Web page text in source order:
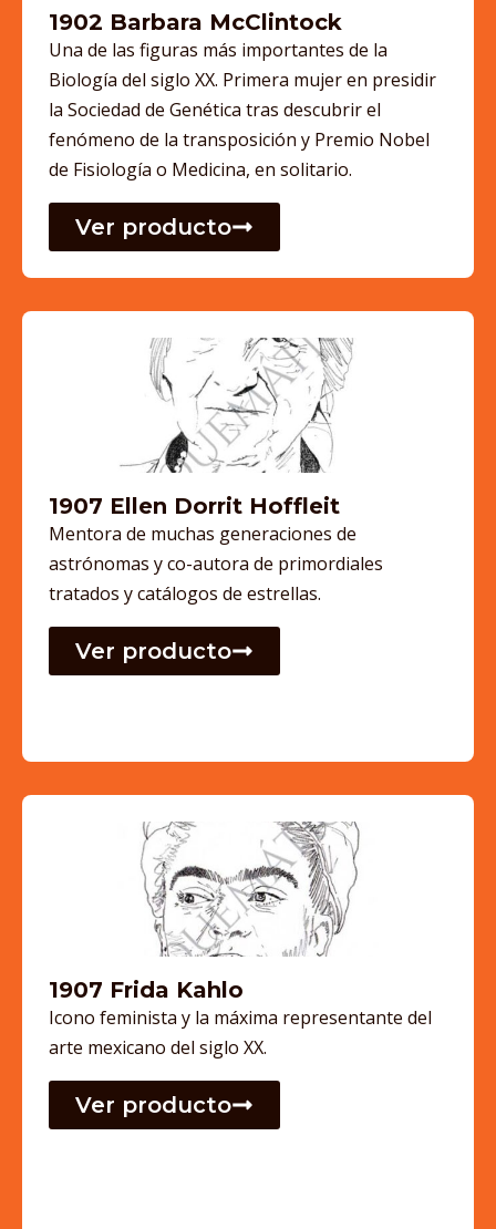
1902 Barbara McClintock
Una de las figuras más importantes de la
Biología del siglo XX. Primera mujer en presidir
la Sociedad de Genética tras descubrir el
fenómeno de la transposición y Premio Nobel
de Fisiología o Medicina, en solitario.
Ver producto
1907 Ellen Dorrit Hoffleit
Mentora de muchas generaciones de
astrónomas y co-autora de primordiales
tratados y catálogos de estrellas.
Ver producto
1907 Frida Kahlo
Icono feminista y la máxima representante del
arte mexicano del siglo XX.
Ver producto